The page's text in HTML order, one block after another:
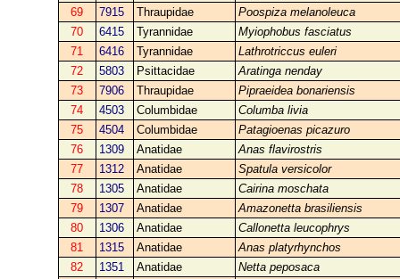
69
7915 Thraupidae
Poospiza melanoleuca
70
6415 Tyrannidae
Myiophobus fasciatus
71
6416 Tyrannidae
Lathrotriccus euleri
72
5803 Psittacidae
Aratinga nenday
73
7906 Thraupidae
Pipraeidea bonariensis
74
4503 Columbidae
Columba livia
75
4504 Columbidae
Patagioenas picazuro
76
1309 Anatidae
Anas flavirostris
77
1312 Anatidae
Spatula versicolor
78
1305 Anatidae
Cairina moschata
79
1307 Anatidae
Amazonetta brasiliensis
80
1306 Anatidae
Callonetta leucophrys
81
1315 Anatidae
Anas platyrhynchos
82
1351 Anatidae
Netta peposaca